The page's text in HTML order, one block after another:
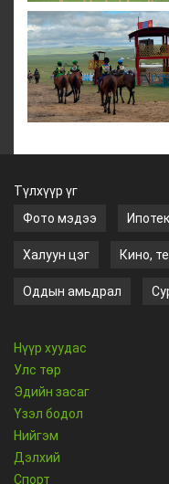
Түлхүүр үг
Фото мэдээ
Халуун цэг Кино,
Оддын амьдрал
Нүүр хуудас
Улс төр
Эдийн засаг
Үзэл бодол
Нийгэм
Дэлхий
Спорт